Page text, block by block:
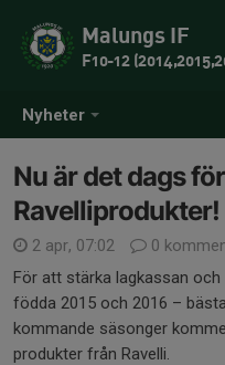
Nyheter
Malungs IF
F10-12
Nu är det dags
Ravelliprodukter!
2 apr, 07:02
0
För att stärka lagkassan
födda 2015 och 2016 –
kommande säsonger
produkter från Ravelli.